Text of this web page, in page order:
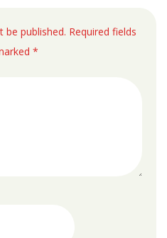
published. Required fields
*